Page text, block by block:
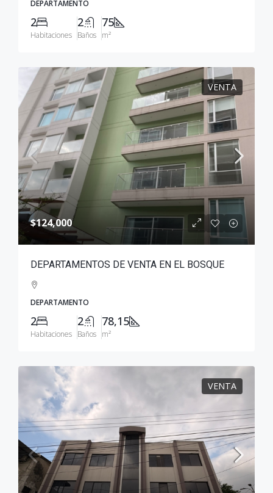
DEPARTAMENTO
2
Habitaciones
2
Baños
75
m²
VENTA
$124,000
DEPARTAMENTOS DE VENTA EN EL BOSQUE
DEPARTAMENTO
2
Habitaciones
2
Baños
78,15
m²
VENTA